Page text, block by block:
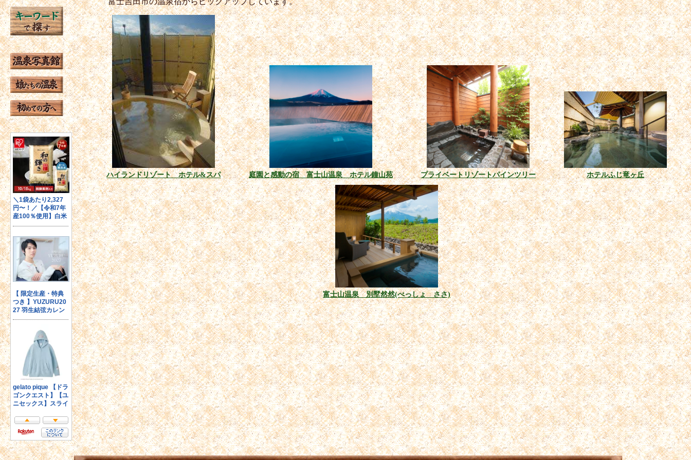
ハイランドリゾート ホテル&スパ 庭園と感動の宿 富士山温泉 ホテル鐘山苑 プライベートリゾートパインツリー ホテルふじ竜ヶ丘
富士山温泉 別墅然然(べっしょ ささ)